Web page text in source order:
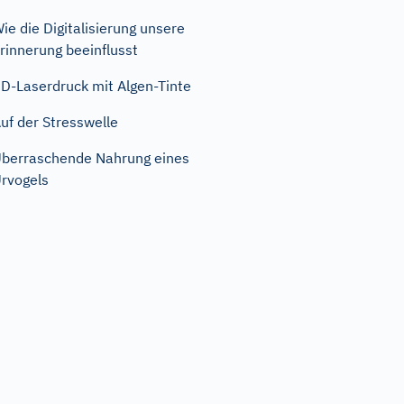
die Digitalisierung unsere
beeinflusst
Laserdruck mit Algen-Tinte
der Stresswelle
Nahrung eines